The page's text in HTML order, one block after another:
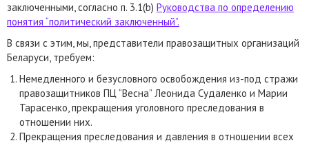
заключенными, согласно п. 3.1(b) Руководства по определению
понятия “политический заключенный”.
В связи с этим, мы, представители правозащитных организаций
Беларуси, требуем:
Немедленного и безусловного освобождения из-под стражи
правозащитников ПЦ “Весна” Леонида Судаленко и Марии
Тарасенко, прекращения уголовного преследования в
отношении них.
Прекращения преследования и давления в отношении всех